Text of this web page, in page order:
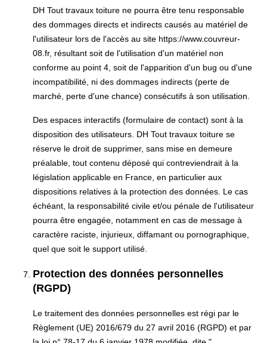
DH Tout travaux toiture ne pourra être tenu responsable
des dommages directs et indirects causés au matériel de
l'utilisateur lors de l'accès au site https://www.couvreur-
08.fr, résultant soit de l'utilisation d'un matériel non
conforme au point 4, soit de l'apparition d'un bug ou d'une
incompatibilité, ni des dommages indirects (perte de
marché, perte d'une chance) consécutifs à son utilisation.
Des espaces interactifs (formulaire de contact) sont à la
disposition des utilisateurs. DH Tout travaux toiture se
réserve le droit de supprimer, sans mise en demeure
préalable, tout contenu déposé qui contreviendrait à la
législation applicable en France, en particulier aux
dispositions relatives à la protection des données. Le cas
échéant, la responsabilité civile et/ou pénale de l'utilisateur
pourra être engagée, notamment en cas de message à
caractère raciste, injurieux, diffamant ou pornographique,
quel que soit le support utilisé.
Protection des données personnelles
(RGPD)
Le traitement des données personnelles est régi par le
Règlement (UE) 2016/679 du 27 avril 2016 (RGPD) et par